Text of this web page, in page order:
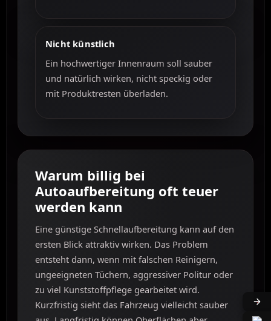
Nicht künstlich
Ein hochwertiger Innenraum soll sauber
und natürlich wirken, nicht speckig oder
mit Produktresten überladen.
Warum billig bei
Autoaufbereitung oft teuer
werden kann
Eine günstige Schnellaufbereitung kann auf den
ersten Blick attraktiv wirken. Das Problem
entsteht dann, wenn mit falschen Reinigern,
ungeeigneten Tüchern, aggressiver Politur oder
zu viel Kunststoffpflege gearbeitet wird.
Kurzfristig sieht das Fahrzeug vielleicht sauber